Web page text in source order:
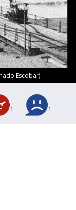
Escobar)
1 1